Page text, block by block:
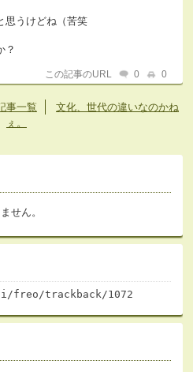
思うけどね（苦笑
？
この記事のURL 0 0
事一覧
文化、世代の違いなのかね
ぇ。
せん。
trackback/1072